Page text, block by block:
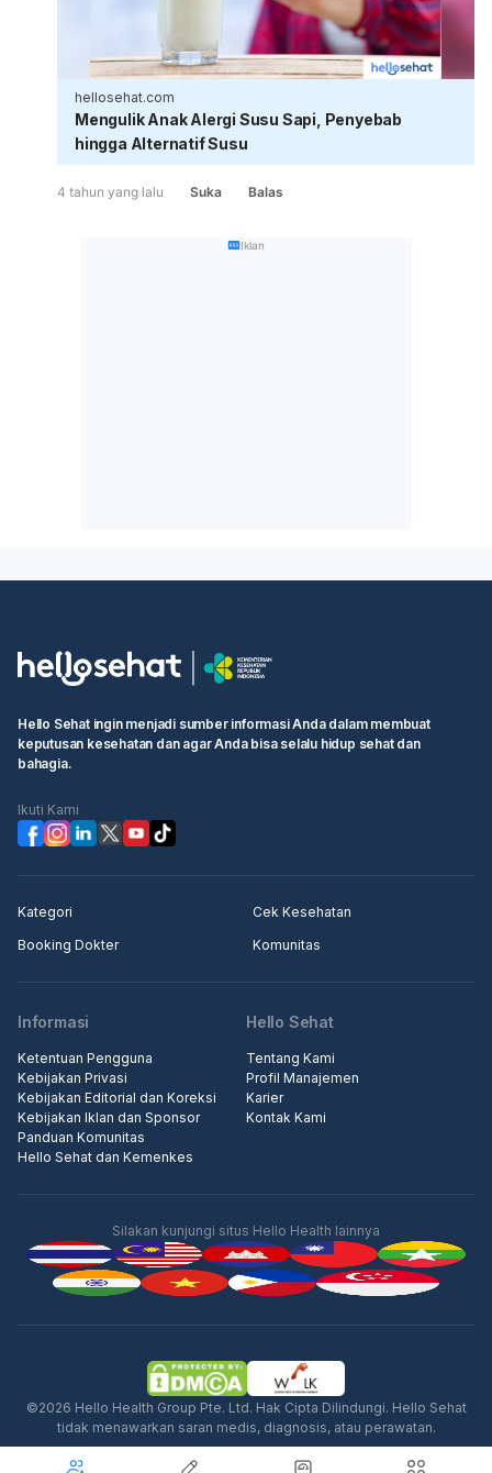
hellosehat.com
Mengulik Anak Alergi Susu Sapi, Penyebab
hingga Alternatif Susu
4 tahun yang lalu Suka Balas
Iklan
Iklan
Hello Sehat ingin menjadi sumber informasi Anda dalam membuat
keputusan kesehatan dan agar Anda bisa selalu hidup sehat dan
bahagia.
Ikuti Kami
Kategori
Cek Kesehatan
Booking Dokter
Komunitas
Informasi
Ketentuan Pengguna
Kebijakan Privasi
Kebijakan Editorial dan Koreksi
Kebijakan Iklan dan Sponsor
Panduan Komunitas
Hello Sehat dan Kemenkes
Hello Sehat
Tentang Kami
Profil Manajemen
Karier
Kontak Kami
Silakan kunjungi situs Hello Health lainnya
©2026 Hello Health Group Pte. Ltd. Hak Cipta Dilindungi. Hello Sehat
tidak menawarkan saran medis, diagnosis, atau perawatan.